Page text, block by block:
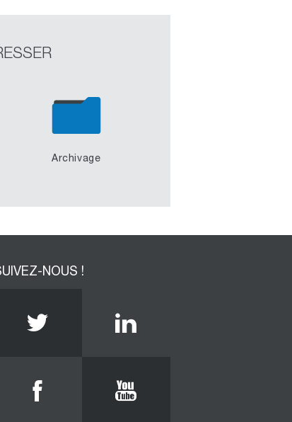
Archivage
NOUS !
Twitter Linkedin
FacebookYoutube